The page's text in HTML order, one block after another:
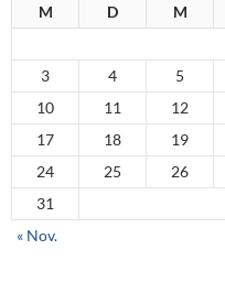
M D M
3
4 5
10
11 12
17
18 19
24
25 26
31
« Nov.